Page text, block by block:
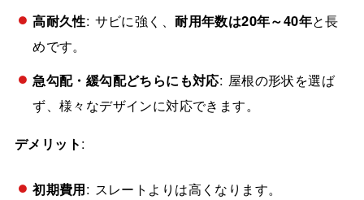
高耐久性: サビに強く、耐用年数は20年～40年と長
めです。
急勾配・緩勾配どちらにも対応: 屋根の形状を選ば
ず、様々なデザインに対応できます。
デメリット:
初期費用: スレートよりは高くなります。